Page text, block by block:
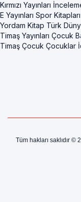
Kırmızı Yayınları
E Yayınları Spor Kitapları
Yordam Kitap Türk
Timaş Yayınları Çocuk
Timaş Çocuk Çocuklar
Tüm hakları saklıdır